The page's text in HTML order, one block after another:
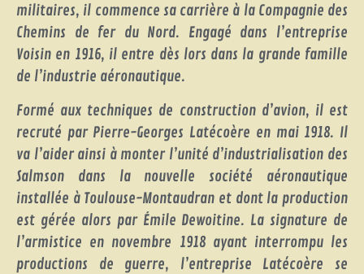
militaires, il commence sa carrière à la Compagnie des
Chemins de fer du Nord. Engagé dans l’entreprise
Voisin en 1916, il entre dès lors dans la grande famille
de l’industrie aéronautique.
Formé aux techniques de construction d’avion, il est
recruté par Pierre-Georges Latécoère en mai 1918. Il
va l’aider ainsi à monter l’unité d’industrialisation des
Salmson dans la nouvelle société aéronautique
installée à Toulouse-Montaudran et dont la production
est gérée alors par Émile Dewoitine. La signature de
l’armistice en novembre 1918 ayant interrompu les
productions de guerre, l’entreprise Latécoère se